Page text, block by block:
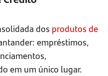
dos produtos de
empréstimos,
em um único lugar.